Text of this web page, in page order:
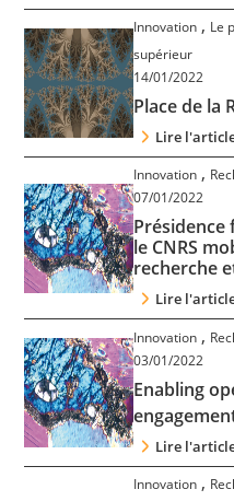
Innovation , Le
supérieur
14/01/2022
Place de la
Lire
Innovation ,
07/01/2022
Présidence
le CNRS
recherche
Lire
Innovation ,
03/01/2022
Enabling
Lire
Innovation ,